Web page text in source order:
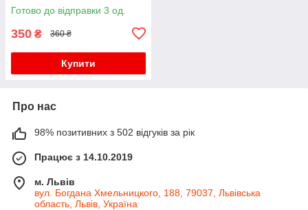
Готово до відправки 3 од.
350 ₴ 360 ₴
Купити
Про нас
98% позитивних з 502 відгуків за рік
Працює з 14.10.2019
м. Львів
вул. Богдана Хмельницкого, 188, 79037, Львівська
область, Львів, Україна